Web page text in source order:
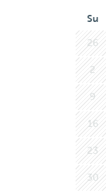
Su
26
2
9
16
23
30